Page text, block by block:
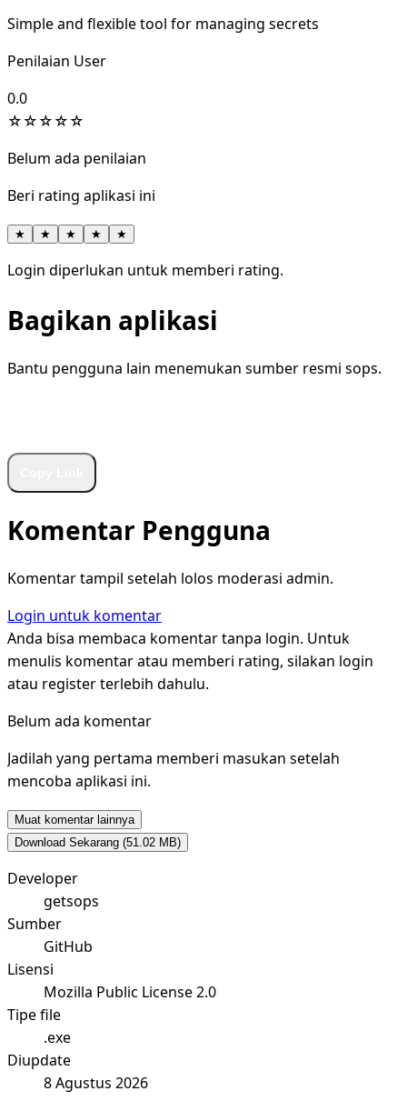
Simple and flexible tool for managing secrets
Penilaian User
0.0
☆☆☆☆☆
Belum ada penilaian
Beri rating aplikasi ini
★ ★ ★ ★ ★
Login diperlukan untuk memberi rating.
Bagikan aplikasi
Bantu pengguna lain menemukan sumber resmi sops.
Komentar Pengguna
Komentar tampil setelah lolos moderasi admin.
Login untuk komentar
Anda bisa membaca komentar tanpa login. Untuk
menulis komentar atau memberi rating, silakan login
atau register terlebih dahulu.
Belum ada komentar
Jadilah yang pertama memberi masukan setelah
mencoba aplikasi ini.
Muat komentar lainnya
Download Sekarang (51.02 MB)
Developer
getsops
Sumber
GitHub
Lisensi
Mozilla Public License 2.0
Tipe file
.exe
Diupdate
8 Agustus 2026